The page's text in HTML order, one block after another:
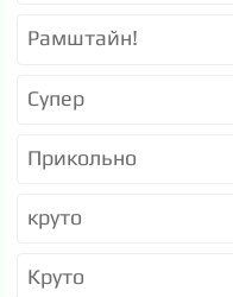
Рамштайн!
Супер
Прикольно
круто
Круто